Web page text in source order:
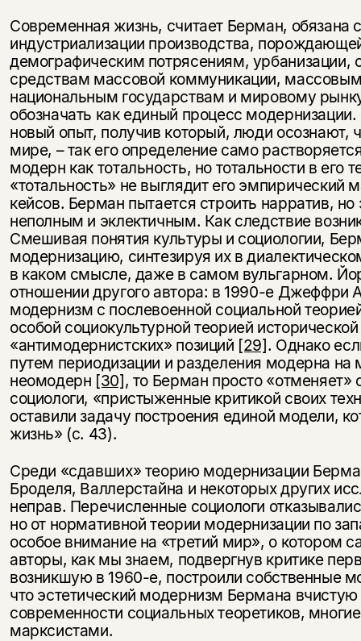
Современная жизнь, считает Берман,
индустриализации производства,
демографическим потрясениям,
средствам массовой коммуникации,
национальным государствам и мировому
обозначать как единый процесс
новый опыт, получив который, люди
мире, – так его определение само
модерн как тотальность, но тотальности в его
«тотальность» не выглядит его эмпирический
кейсов. Берман пытается строить нарратив,
неполным и эклектичным. Как следствие
Смешивая понятия культуры и социологии,
модернизацию, синтезируя их в
в каком смысле, даже в самом вульгарном.
отношении другого автора: в 1990-е Джеффри
модернизм с послевоенной социальной
особой социокультурной теорией
«антимодернистских» позиций [29]. Однако
путем периодизации и разделения модерна
неомодерн [30], то Берман просто
социологи, «пристыженные критикой своих
оставили задачу построения единой модели,
жизнь» (с. 43).
Среди «сдавших» теорию модернизации
Броделя, Валлерстайна и некоторых других
неправ. Перечисленные социологи
но от нормативной теории модернизации по
особое внимание на «третий мир», о котором
авторы, как мы знаем, подвергнув критике
возникшую в 1960-е, построили собственные
что эстетический модернизм Бермана
современности социальных теоретиков,
марксистами.